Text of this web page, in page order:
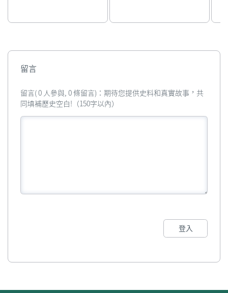
留言
留言( 0 人參與, 0 條留言)：期待您提供史料和真實故事，共
同填補歷史空白!（150字以內）
登入